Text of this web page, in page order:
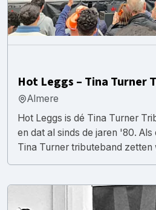
Hot Leggs – Tina Turner
Almere
Hot Leggs is dé Tina Turner
en dat al sinds de jaren '80.
Tina Turner tributeband zetten